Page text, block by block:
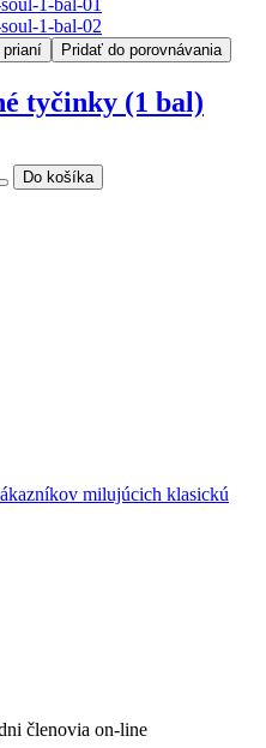
prianí Pridať do porovnávania
tyčinky (1 bal)
milujúcich klasickú
členovia on-line